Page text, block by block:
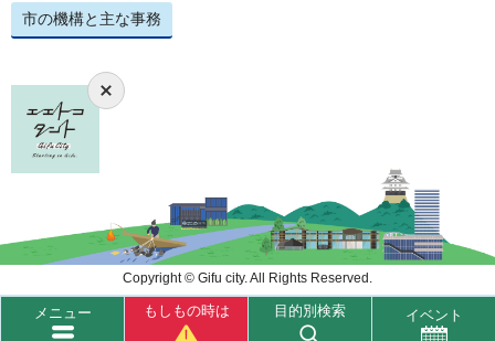
メニュー もしもの時は 目的別検索 イベント
市の機構と主な事務
Copyright © Gifu city. All Rights Reserved.